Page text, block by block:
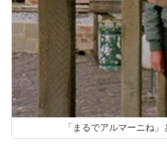
「まるでアルマーニね」